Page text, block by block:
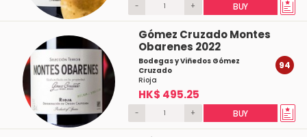
- + BUY
Gómez Cruzado Montes
Obarenes 2022
Bodegas y Viñedos Gómez
Cruzado
Rioja
HK$ 495.25
94
- + BUY